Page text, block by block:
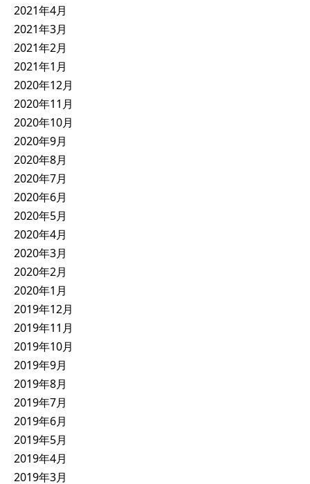
2021年4月
2021年3月
2021年2月
2021年1月
2020年12月
2020年11月
2020年10月
2020年9月
2020年8月
2020年7月
2020年6月
2020年5月
2020年4月
2020年3月
2020年2月
2020年1月
2019年12月
2019年11月
2019年10月
2019年9月
2019年8月
2019年7月
2019年6月
2019年5月
2019年4月
2019年3月